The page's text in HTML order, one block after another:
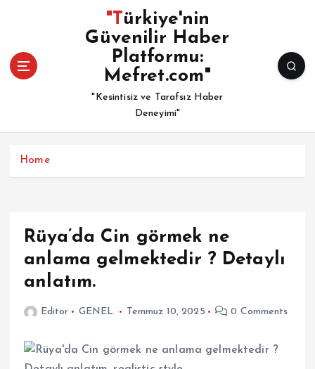
"Türkiye'nin
Güvenilir Haber
Platformu:
Mefret.com"
"Kesintisiz ve Tarafsız Haber
Deneyimi"
Home
Rüya’da Cin görmek ne
anlama gelmektedir ? Detaylı
anlatım.
Editor GENEL Temmuz 10, 2025 0 Comments